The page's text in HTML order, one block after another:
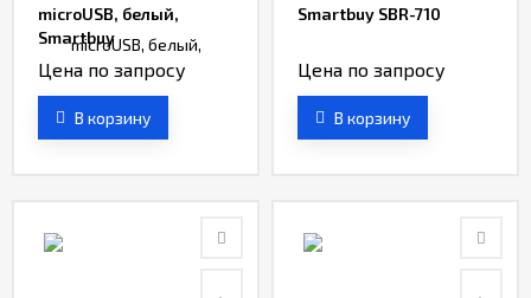
microUSB, белый,
Smartbuy
Цена по запросу
В корзину
Smartbuy SBR-710
Цена по запросу
В корзину